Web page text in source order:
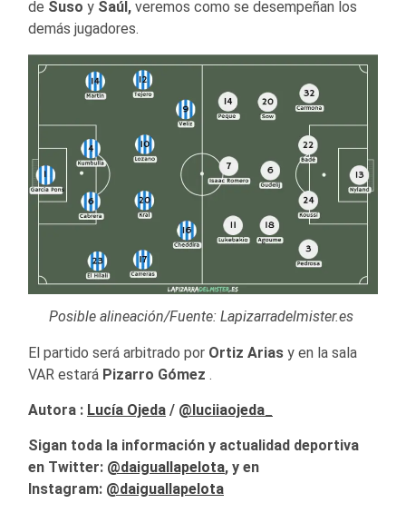
de Suso y Saúl, veremos como se desempeñan los
demás jugadores.
Posible alineación/Fuente: Lapizarradelmister.es
El partido será arbitrado por Ortiz Arias y en la sala
VAR estará Pizarro Gómez .
Autora : Lucía Ojeda / @luciiaojeda_
Sigan toda la información y actualidad deportiva
en Twitter: @daiguallapelota, y en
Instagram: @daiguallapelota